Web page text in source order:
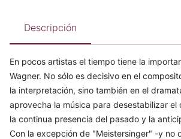
Descripción
En pocos artistas el tiempo tiene la
Wagner. No sólo es decisivo en el
la interpretación, sino también en el
aprovecha la música para desestabilizar el
la continua presencia del pasado y la
Con la excepción de "Meistersinger" -y no